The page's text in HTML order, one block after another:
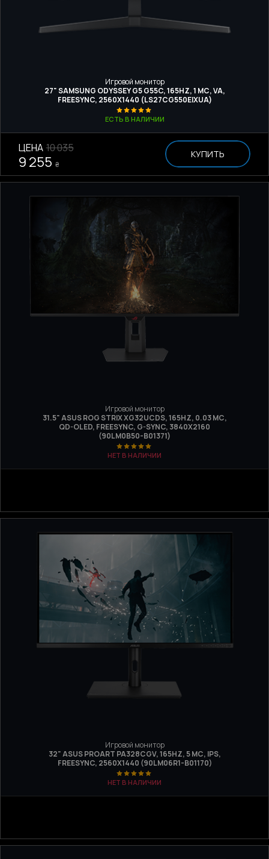
Игровой монитор
27" SAMSUNG ODYSSEY G5 G55C, 165HZ, 1 МС, VA,
FREESYNC, 2560Х1440 (LS27CG550EIXUA)
ЕСТЬ В НАЛИЧИИ
ЦЕНА 10 035
9 255 ₴
КУПИТЬ
Игровой монитор
31.5" ASUS ROG STRIX XG32UCDS, 165HZ, 0.03 МС,
QD-OLED, FREESYNC, G-SYNC, 3840Х2160
(90LM0B50-B01371)
НЕТ В НАЛИЧИИ
Игровой монитор
32" ASUS PROART PA328CGV, 165HZ, 5 МС, IPS,
FREESYNC, 2560X1440 (90LM06R1-B01170)
НЕТ В НАЛИЧИИ